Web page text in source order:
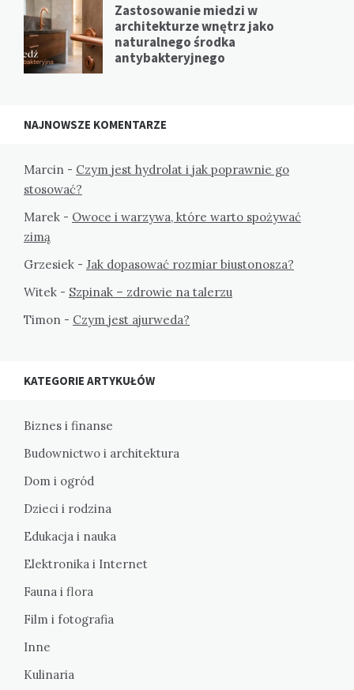
Zastosowanie miedzi w
architekturze wnętrz jako
naturalnego środka
antybakteryjnego
NAJNOWSZE KOMENTARZE
Marcin - Czym jest hydrolat i jak poprawnie go
stosować?
Marek - Owoce i warzywa, które warto spożywać
zimą
Grzesiek - Jak dopasować rozmiar biustonosza?
Witek - Szpinak – zdrowie na talerzu
Timon - Czym jest ajurweda?
KATEGORIE ARTYKUŁÓW
Biznes i finanse
Budownictwo i architektura
Dom i ogród
Dzieci i rodzina
Edukacja i nauka
Elektronika i Internet
Fauna i flora
Film i fotografia
Inne
Kulinaria